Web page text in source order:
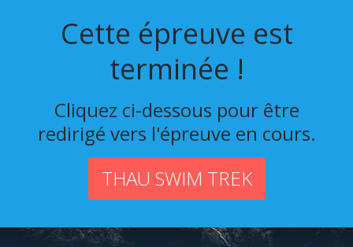
Cette épreuve est
terminée !
Cliquez ci-dessous pour être
redirigé vers l'épreuve en cours.
THAU SWIM TREK